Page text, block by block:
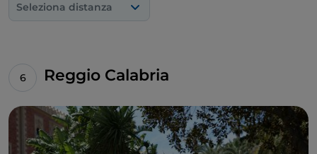
Seleziona distanza
Reggio Calabria